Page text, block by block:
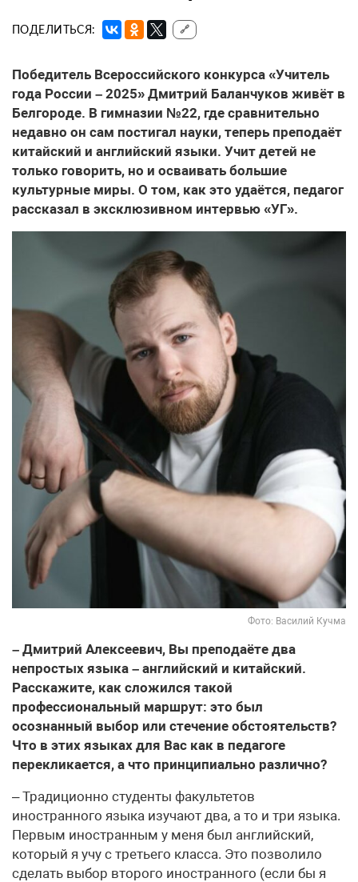
ПОДЕЛИТЬСЯ: 🔗
Победитель Всероссийского конкурса «Учитель
года России – 2025» Дмитрий Баланчуков живёт в
Белгороде. В гимназии №22, где сравнительно
недавно он сам постигал науки, теперь преподаёт
китайский и английский языки. Учит детей не
только говорить, но и осваивать большие
культурные миры. О том, как это удаётся, педагог
рассказал в эксклюзивном интервью «УГ».
Фото: Василий Кучма
– Дмитрий Алексеевич, Вы преподаёте два
непростых языка – английский и китайский.
Расскажите, как сложился такой
профессиональный маршрут: это был
осознанный выбор или стечение обстоятельств?
Что в этих языках для Вас как в педагоге
перекликается, а что принципиально различно?
– Традиционно студенты факультетов
иностранного языка изучают два, а то и три языка.
Первым иностранным у меня был английский,
который я учу с третьего класса. Это позволило
сделать выбор второго иностранного (если бы я